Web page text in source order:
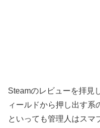
Steamのレビューを拝見
ィールドから押し出す系
といっても管理人はスマ